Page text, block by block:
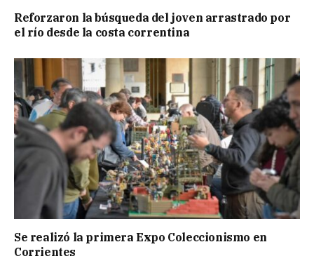
Reforzaron la búsqueda del joven arrastrado por
el río desde la costa correntina
Se realizó la primera Expo Coleccionismo en
Corrientes